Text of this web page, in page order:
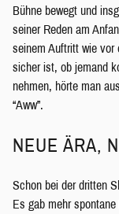
Bühne bewegt und
seiner Reden am
seinem Auftritt wie vor
sicher ist, ob jemand
nehmen, hörte man
“Aww”.
NEUE ÄRA,
Schon bei der dritten
Es gab mehr